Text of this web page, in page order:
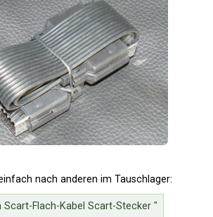
nach anderen im Tauschlager:
Scart-Flach-Kabel Scart-Stecker "